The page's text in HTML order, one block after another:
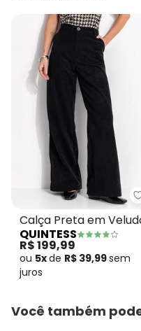
Calça Preta em
QUINTESS
R$ 199,99
ou 5xde R$ 39,99sem
juros
Você também